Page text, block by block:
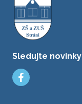
Sledujte novinky